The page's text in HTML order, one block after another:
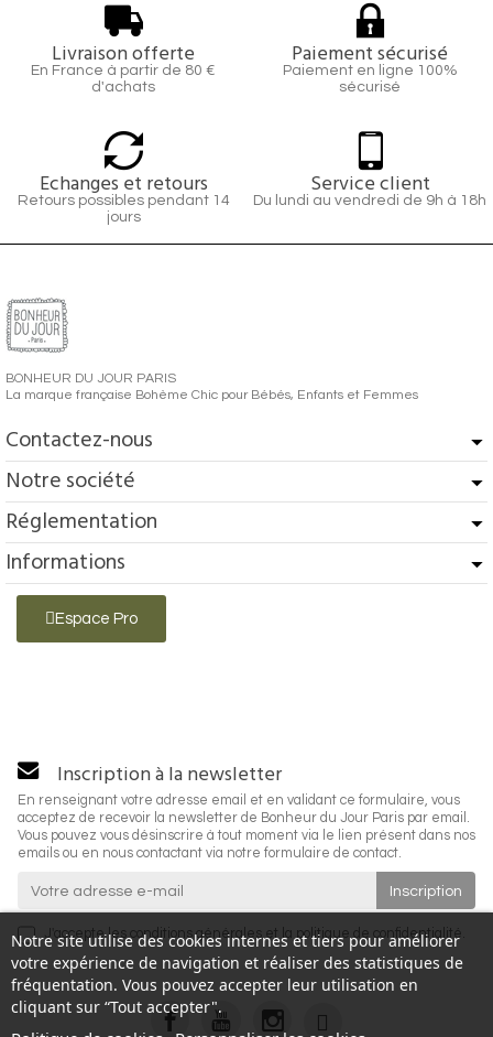
Livraison offerte
En France à partir de 80 €
d'achats
Paiement sécurisé
Paiement en ligne 100%
sécurisé
Echanges et retours
Retours possibles pendant 14
jours
Service client
Du lundi au vendredi de 9h à 18h
BONHEUR DU JOUR PARIS
La marque française Bohème Chic pour Bébés, Enfants et Femmes
Contactez-nous
Notre société
Réglementation
Informations
Espace Pro
Notre site utilise des cookies internes et tiers pour améliorer
votre expérience de navigation et réaliser des statistiques de
fréquentation. Vous pouvez accepter leur utilisation en
cliquant sur “Tout accepter".
Inscription à la newsletter
En renseignant votre adresse email et en validant ce formulaire, vous
acceptez de recevoir la newsletter de Bonheur du Jour Paris par email.
Vous pouvez vous désinscrire à tout moment via le lien présent dans nos
emails ou en nous contactant via notre formulaire de contact.
J'accepte les conditions générales et la politique de confidentialité.